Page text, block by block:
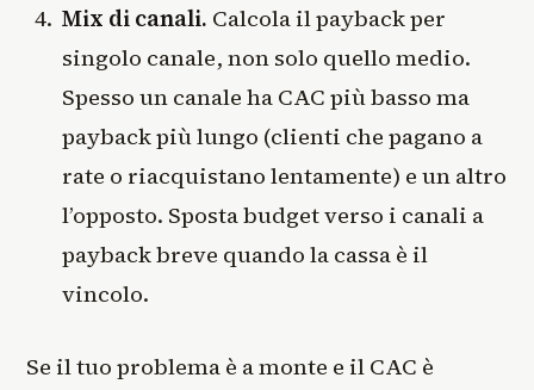
Mix di canali. Calcola il payback per
singolo canale, non solo quello medio.
Spesso un canale ha CAC più basso ma
payback più lungo (clienti che pagano a
rate o riacquistano lentamente) e un altro
l’opposto. Sposta budget verso i canali a
payback breve quando la cassa è il
vincolo.
Se il tuo problema è a monte e il CAC è